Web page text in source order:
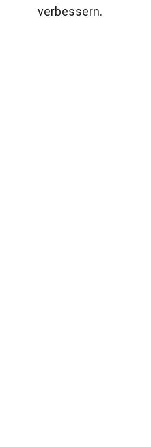
verbessern.